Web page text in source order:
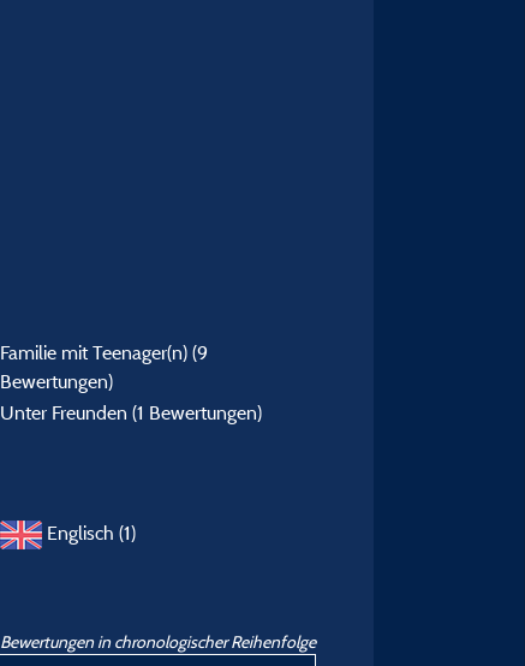
Familie mit Teenager(n) (9
Bewertungen)
Unter Freunden (1 Bewertungen)
Englisch (1)
Bewertungen in chronologischer Reihenfolge